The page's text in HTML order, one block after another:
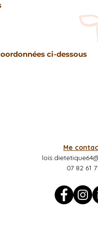
ci-dessous
Me
07 82 61